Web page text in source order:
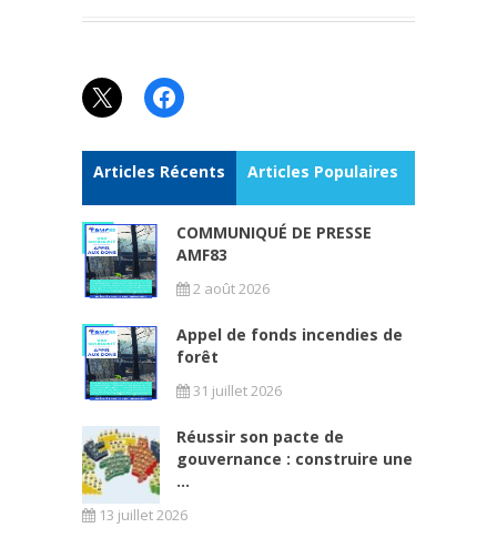
X Facebook
Articles Récents Articles Populaires
COMMUNIQUÉ DE PRESSE
AMF83
2 août 2026
Appel de fonds incendies de
forêt
31 juillet 2026
Réussir son pacte de
gouvernance : construire une
...
13 juillet 2026